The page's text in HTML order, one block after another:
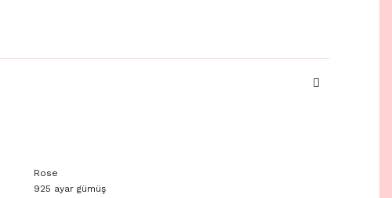
Rose
925 ayar gümüş